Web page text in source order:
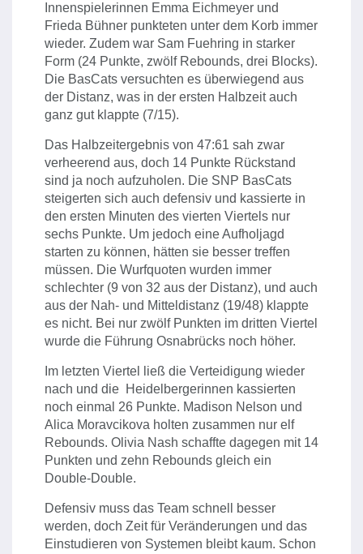
Innenspielerinnen Emma Eichmeyer und
Frieda Bühner punkteten unter dem Korb immer
wieder. Zudem war Sam Fuehring in starker
Form (24 Punkte, zwölf Rebounds, drei Blocks).
Die BasCats versuchten es überwiegend aus
der Distanz, was in der ersten Halbzeit auch
ganz gut klappte (7/15).
Das Halbzeitergebnis von 47:61 sah zwar
verheerend aus, doch 14 Punkte Rückstand
sind ja noch aufzuholen. Die SNP BasCats
steigerten sich auch defensiv und kassierte in
den ersten Minuten des vierten Viertels nur
sechs Punkte. Um jedoch eine Aufholjagd
starten zu können, hätten sie besser treffen
müssen. Die Wurfquoten wurden immer
schlechter (9 von 32 aus der Distanz), und auch
aus der Nah- und Mitteldistanz (19/48) klappte
es nicht. Bei nur zwölf Punkten im dritten Viertel
wurde die Führung Osnabrücks noch höher.
Im letzten Viertel ließ die Verteidigung wieder
nach und die Heidelbergerinnen kassierten
noch einmal 26 Punkte. Madison Nelson und
Alica Moravcikova holten zusammen nur elf
Rebounds. Olivia Nash schaffte dagegen mit 14
Punkten und zehn Rebounds gleich ein
Double-Double.
Defensiv muss das Team schnell besser
werden, doch Zeit für Veränderungen und das
Einstudieren von Systemen bleibt kaum. Schon